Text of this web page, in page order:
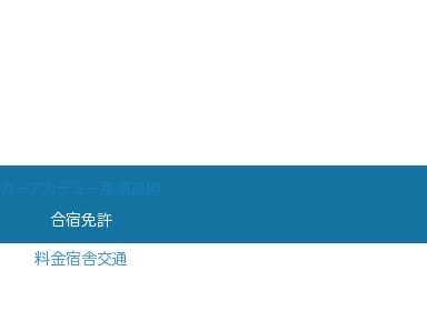
カーアカデミー那須高原
合宿免許
料金宿舎交通